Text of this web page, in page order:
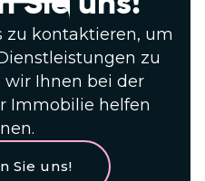
zu kontaktieren, um
zu
Ihnen bei der
Immobilie helfen
Sie uns!